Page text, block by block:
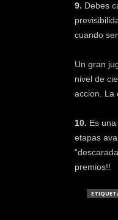
9. Debes
cuando
Un gran
nivel de
accion. La
10. Es
etapas
premios!!